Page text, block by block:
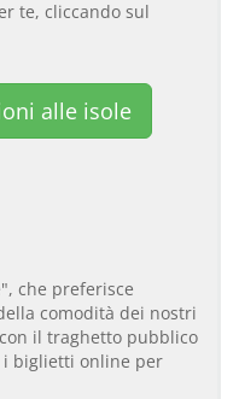
te, cliccando sul
alle isole
che preferisce
comodità dei nostri
il traghetto pubblico
i biglietti online per